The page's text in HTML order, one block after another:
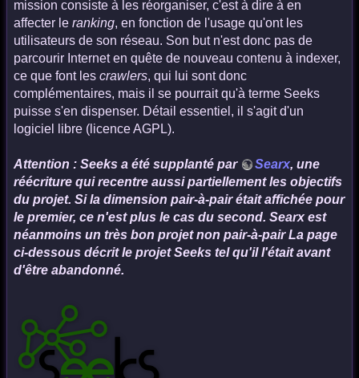
mission consiste à les réorganiser, c'est à dire à en
affecter le ranking, en fonction de l'usage qu'ont les
utilisateurs de son réseau. Son but n'est donc pas de
parcourir Internet en quête de nouveau contenu à indexer,
ce que font les crawlers, qui lui sont donc
complémentaires, mais il se pourrait qu'à terme Seeks
puisse s'en dispenser. Détail essentiel, il s'agit d'un
logiciel libre (licence AGPL).
Attention : Seeks a été supplanté par Searx, une
réécriture qui recentre aussi partiellement les objectifs
du projet. Si la dimension pair-à-pair était affichée pour
le premier, ce n'est plus le cas du second. Searx est
néanmoins un très bon projet non pair-à-pair La page
ci-dessous décrit le projet Seeks tel qu'il l'était avant
d'être abandonné.